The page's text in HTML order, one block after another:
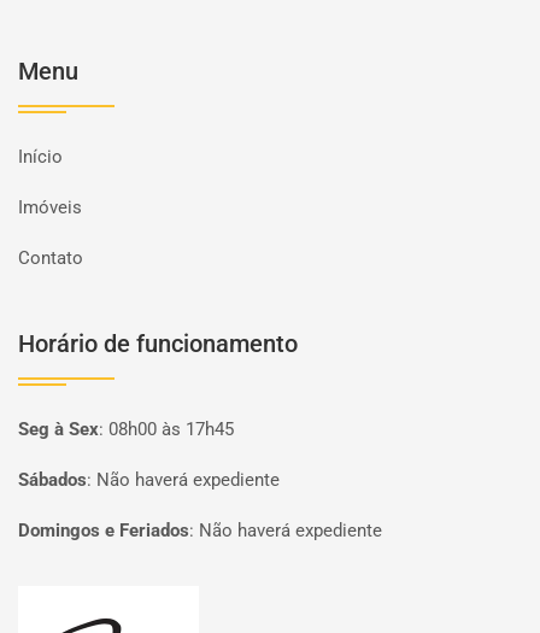
Menu
Início
Imóveis
Contato
Horário de funcionamento
Seg à Sex: 08h00 às 17h45
Sábados: Não haverá expediente
Domingos e Feriados: Não haverá expediente